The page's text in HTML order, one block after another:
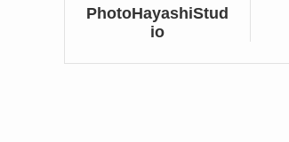
PhotoHayashiStud
io